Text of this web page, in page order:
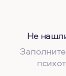
Не